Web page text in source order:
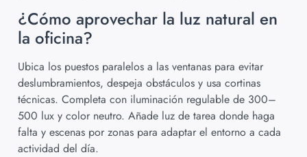
¿Cómo aprovechar la luz natural en
la oficina?
Ubica los puestos paralelos a las ventanas para evitar
deslumbramientos, despeja obstáculos y usa cortinas
técnicas. Completa con iluminación regulable de 300–
500 lux y color neutro. Añade luz de tarea donde haga
falta y escenas por zonas para adaptar el entorno a cada
actividad del día.